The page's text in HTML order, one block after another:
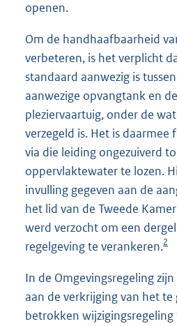
openen.
Om de handhaafbaarheid
verbeteren, is het verplicht
standaard aanwezig is
aanwezige opvangtank en
pleziervaartuig, onder de
verzegeld is. Het is
via die leiding ongezuiverd
oppervlaktewater te lozen.
invulling gegeven aan de
het lid van de Tweede
werd verzocht om een
regelgeving te verankeren.2
In de Omgevingsregeling
aan de verkrijging van het te
betrokken